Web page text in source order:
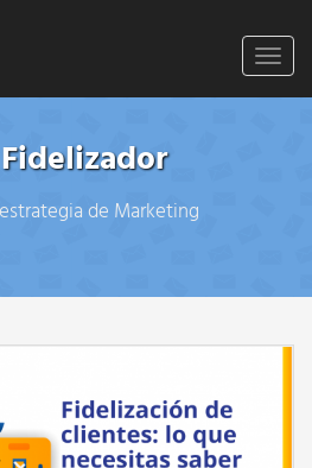
de Marketing